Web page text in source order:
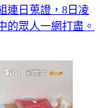
連日蒐證，8日凌
的眾人一網打盡。